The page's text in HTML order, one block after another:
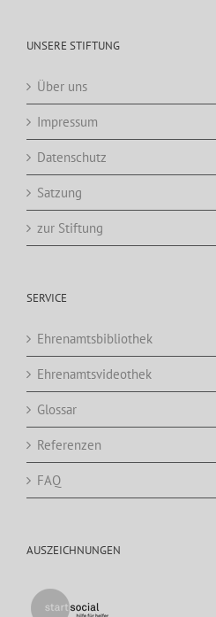
UNSERE STIFTUNG
Über uns
Impressum
Datenschutz
Satzung
zur Stiftung
SERVICE
Ehrenamtsbibliothek
Ehrenamtsvideothek
Glossar
Referenzen
FAQ
AUSZEICHNUNGEN